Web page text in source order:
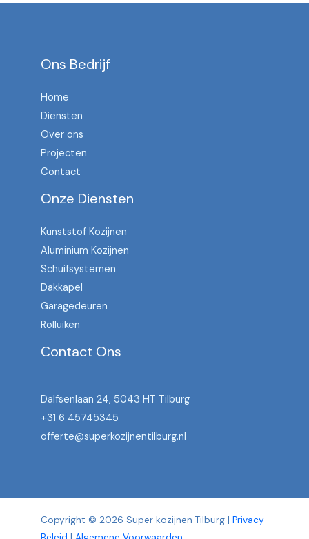
Ons Bedrijf
Home
Diensten
Over ons
Projecten
Contact
Onze Diensten
Kunststof Kozijnen
Aluminium Kozijnen
Schuifsystemen
Dakkapel
Garagedeuren
Rolluiken
Contact Ons
Dalfsenlaan 24, 5043 HT Tilburg
+31 6 45745345
offerte@superkozijnentilburg.nl
Copyright © 2026 Super kozijnen Tilburg | Privacy